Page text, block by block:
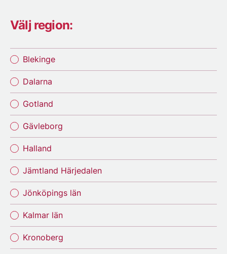
Välj region:
Blekinge
Dalarna
Gotland
Gävleborg
Halland
Jämtland Härjedalen
Jönköpings län
Kalmar län
Kronoberg